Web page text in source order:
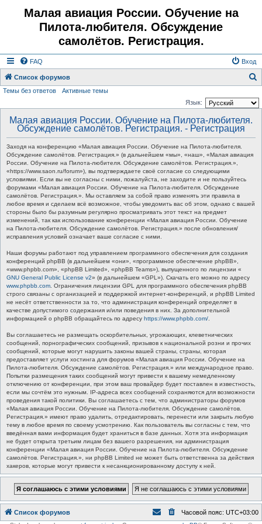
Малая авиация России. Обучение на
Пилота-любителя. Обсуждение
самолётов. Регистрация.
FAQ Вход
Список форумов
Темы без ответов
Активные темы
Язык:
Малая авиация России. Обучение на Пилота-любителя.
Обсуждение самолётов. Регистрация. - Регистрация
Заходя на конференцию «Малая авиация России. Обучение на Пилота-любителя.
Обсуждение самолётов. Регистрация.» (в дальнейшем «мы», «наш», «Малая авиация
России. Обучение на Пилота-любителя. Обсуждение самолётов. Регистрация.»,
«https://www.saon.ru/forum»), вы подтверждаете своё согласие со следующими
условиями. Если вы не согласны с ними, пожалуйста, не заходите и не пользуйтесь
форумами «Малая авиация России. Обучение на Пилота-любителя. Обсуждение
самолётов. Регистрация.». Мы оставляем за собой право изменять эти правила в
любое время и сделаем всё возможное, чтобы уведомить вас об этом, однако с вашей
стороны было бы разумным регулярно просматривать этот текст на предмет
изменений, так как использование конференции «Малая авиация России. Обучение
на Пилота-любителя. Обсуждение самолётов. Регистрация.» после обновления/
исправления условий означает ваше согласие с ними.
Наши форумы работают под управлением программного обеспечения для создания
конференций phpBB (в дальнейшем «они», «программное обеспечение phpBB»,
«www.phpbb.com», «phpBB Limited», «phpBB Teams»), выпущенного по лицензии «
GNU General Public License v2» (в дальнейшем «GPL»). Скачать его можно по адресу
www.phpbb.com . Ограничения лицензии GPL для программного обеспечения phpBB
строго связаны с организацией и поддержкой интернет-конференций, и phpBB Limited
не несёт ответственности за то, что администрация конференций определяет в
качестве допустимого содержания и/или поведения в них. За дополнительной
информацией о phpBB обращайтесь по адресу https://www.phpbb.com/
Вы соглашаетесь не размещать оскорбительных, угрожающих, клеветнических
сообщений, порнографических сообщений, призывов к национальной розни и прочих
сообщений, которые могут нарушить законы вашей страны, страны, которая
предоставляет услуги хостинга для форумов «Малая авиация России. Обучение на
Пилота-любителя. Обсуждение самолётов. Регистрация.» или международное право.
Попытки размещения таких сообщений могут привести к вашему немедленному
отключению от конференции, при этом ваш провайдер будет поставлен в известность,
если мы сочтём это нужным. IP-адреса всех сообщений сохраняются для возможности
проведения такой политики. Вы соглашаетесь с тем, что администраторы форумов
«Малая авиация России. Обучение на Пилота-любителя. Обсуждение самолётов.
Регистрация.» имеют право удалить, отредактировать, перенести или закрыть любую
тему в любое время по своему усмотрению. Как пользователь вы согласны с тем, что
введённая вами информация будет храниться в базе данных. Хотя эта информация
не будет открыта третьим лицам без вашего разрешения, ни администрация
конференции «Малая авиация России. Обучение на Пилота-любителя. Обсуждение
самолётов. Регистрация.», ни phpBB Limited не может быть ответственна за действия
хакеров, которые могут привести к несанкционированному доступу к ней.
Список форумов Часовой пояс: UTC+03:00